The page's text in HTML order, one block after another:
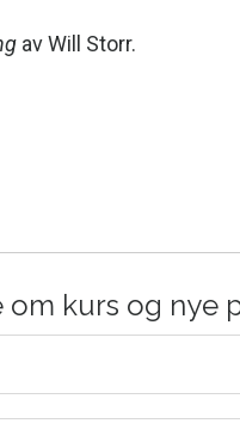
av Will Storr.
kurs og nye